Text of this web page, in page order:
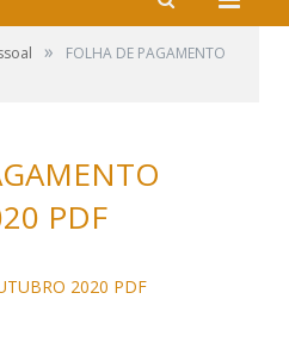
»
FOLHA DE PAGAMENTO
PDF
2020 PDF